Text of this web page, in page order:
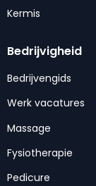
Kermis
Bedrijvigheid
Bedrijvengids
Werk vacatures
Massage
Fysiotherapie
Pedicure